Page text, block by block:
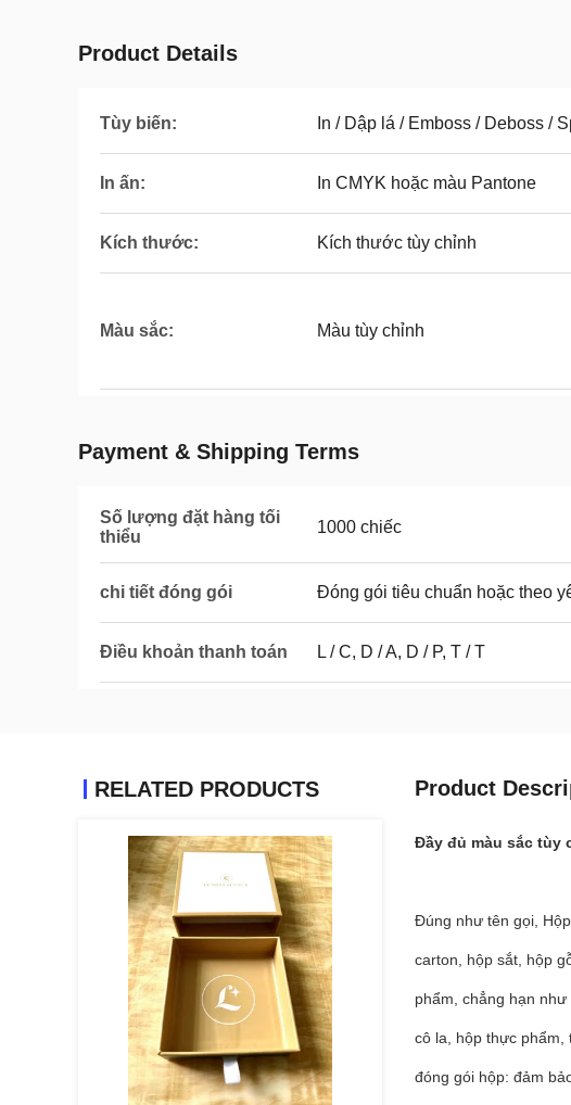
Product Details
Tùy biến: In / Dập lá / Emboss / Deboss /
In ấn: In CMYK hoặc màu Pantone
Kích thước: Kích thước tùy chỉnh
Màu sắc: Màu tùy chỉnh
Payment & Shipping Terms
Số lượng đặt hàng tối
thiểu
1000 chiếc
chi tiết đóng gói Đóng gói tiêu chuẩn hoặc theo
Điều khoản thanh toán L / C, D / A, D / P, T / T
RELATED PRODUCTS Product
Đầy đủ màu sắc tùy
Đúng như tên gọi,
carton, hộp sắt, hộp
phẩm, chẳng hạn
cô la, hộp thực phẩm,
đóng gói hộp: đảm